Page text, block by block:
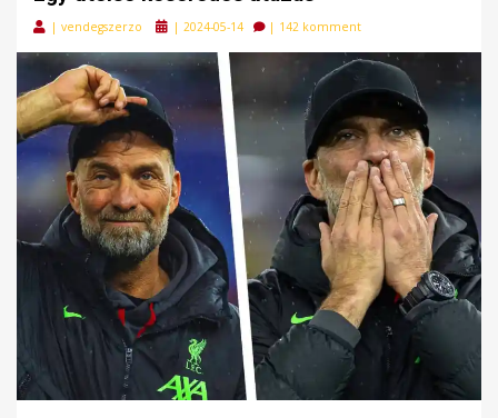
| vendegszerzo
Posted
| 2024-05-14 | 142 komment